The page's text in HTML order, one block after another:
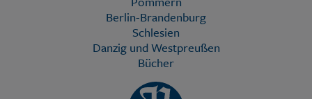
Berlin-Brandenburg
Schlesien
Danzig und Westpreußen
Bücher